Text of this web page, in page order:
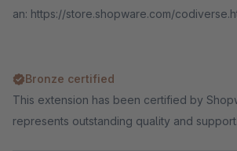
an: https://store.shopware.com/
Bronze certified
This extension has been certified by
represents outstanding quality and support.